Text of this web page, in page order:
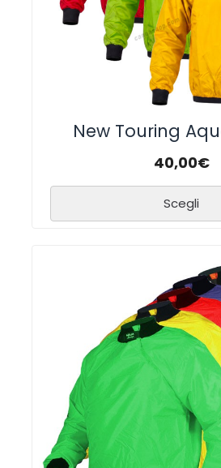
New Touring
40,00€
Scegli